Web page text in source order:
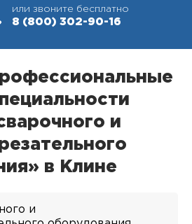
или звоните бесплатно
8 (800) 302-90-16
и
в Клине
и